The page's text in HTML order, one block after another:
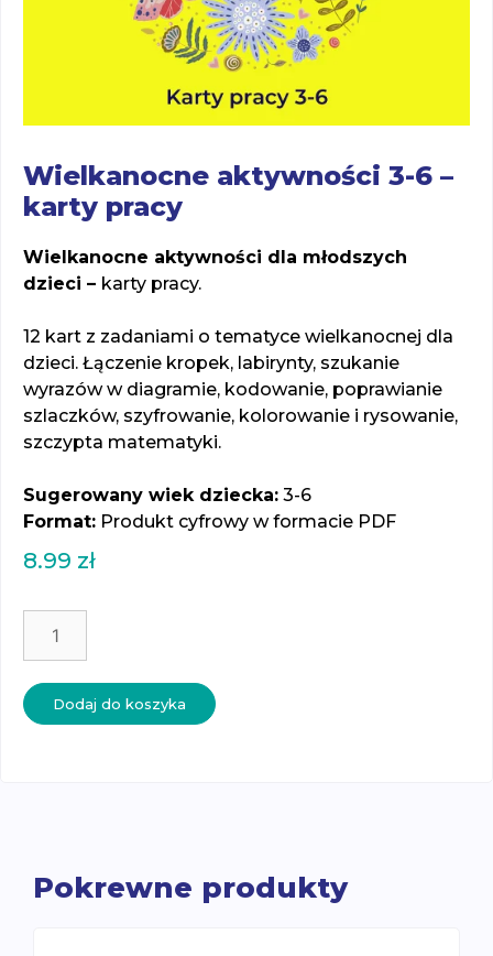
Wielkanocne aktywności 3-6 –
karty pracy
Wielkanocne aktywności dla młodszych
dzieci – karty pracy.
12 kart z zadaniami o tematyce wielkanocnej dla
dzieci. Łączenie kropek, labirynty, szukanie
wyrazów w diagramie, kodowanie, poprawianie
szlaczków, szyfrowanie, kolorowanie i rysowanie,
szczypta matematyki.
Sugerowany wiek dziecka: 3-6
Format: Produkt cyfrowy w formacie PDF
8.99 zł
Wielkanocne
3-
6
Dodaj do koszyka
Pokrewne produkty